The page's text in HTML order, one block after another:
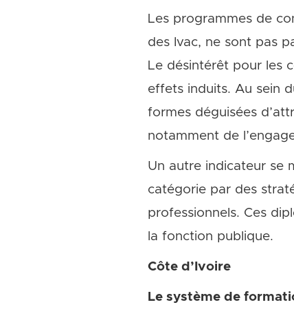
Les programmes de
des Ivac, ne sont pas
Le désintérêt pour les
effets induits. Au sein
formes déguisées
notamment de
Un autre indicateur se
catégorie par des
professionnels. Ces
la fonction publique.
Côte d’Ivoire
Le système de